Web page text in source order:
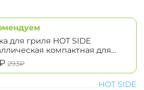
для гриля HOT SIDE
компактная для
решетки, 31 см
‍293‍₽
HOT SIDE